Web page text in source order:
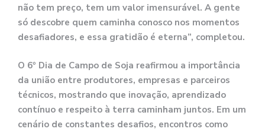
não tem preço, tem um valor imensurável. A gente
só descobre quem caminha conosco nos momentos
desafiadores, e essa gratidão é eterna”, completou.
O 6º Dia de Campo de Soja reafirmou a importância
da união entre produtores, empresas e parceiros
técnicos, mostrando que inovação, aprendizado
contínuo e respeito à terra caminham juntos. Em um
cenário de constantes desafios, encontros como